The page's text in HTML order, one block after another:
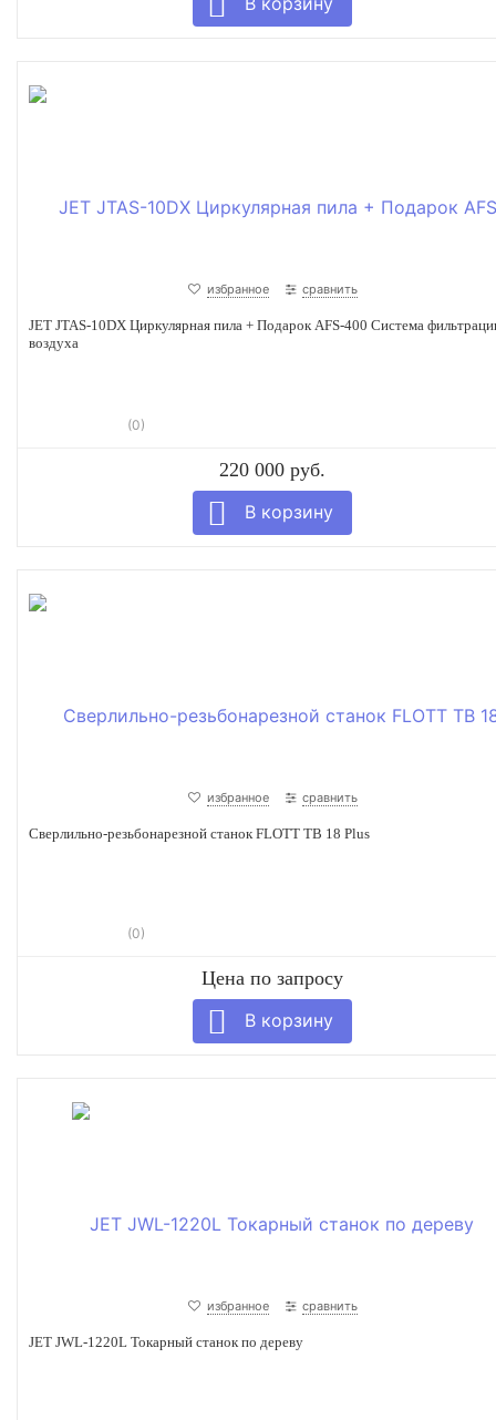
избранное сравнить
JET JTAS-10DX Циркулярная пила + Подарок AFS-400 Cистема
воздуха
(0)
220 000 руб.
избранное сравнить
Сверлильно-резьбонарезной станок FLOTT TB 18 Plus
(0)
Цена по запросу
избранное сравнить
JET JWL-1220L Токарный станок по дереву